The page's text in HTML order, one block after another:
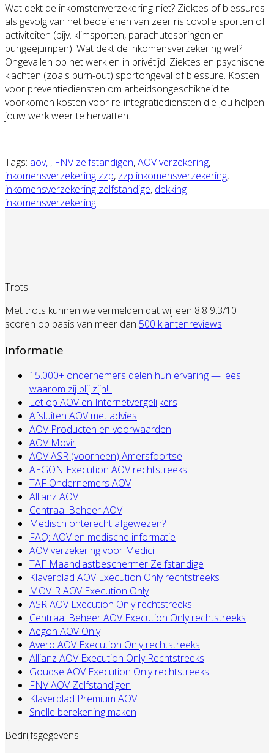
Wat dekt de inkomstenverzekering niet? Ziektes of blessures
als gevolg van het beoefenen van zeer risicovolle sporten of
activiteiten (bijv. klimsporten, parachutespringen en
bungeejumpen). Wat dekt de inkomensverzekering wel?
Ongevallen op het werk en in privétijd. Ziektes en psychische
klachten (zoals burn-out) sportongeval of blessure. Kosten
voor preventiediensten om arbeidsongeschikheid te
voorkomen kosten voor re-integratiediensten die jou helpen
jouw werk weer te hervatten.
Tags: aov, , FNV zelfstandigen,AOV verzekering,
inkomensverzekering zzp, zzp inkomensverzekering,
inkomensverzekering zelfstandige, dekking
inkomensverzekering
Trots!
Met trots kunnen we vermelden dat wij een 8.8 9.3/10
scoren op basis van meer dan 500 klantenreviews!
Informatie
15.000+ ondernemers delen hun ervaring — lees
waarom zij blij zijn!"
Let op AOV en Internetvergelijkers
Afsluiten AOV met advies
AOV Producten en voorwaarden
AOV Movir
AOV ASR (voorheen) Amersfoortse
AEGON Execution AOV rechtstreeks
TAF Ondernemers AOV
Allianz AOV
Centraal Beheer AOV
Medisch onterecht afgewezen?
FAQ: AOV en medische informatie
AOV verzekering voor Medici
TAF Maandlastbeschermer Zelfstandige
Klaverblad AOV Execution Only rechtstreeks
MOVIR AOV Execution Only
ASR AOV Execution Only rechtstreeks
Centraal Beheer AOV Execution Only rechtstreeks
Aegon AOV Only
Avero AOV Execution Only rechtstreeks
Allianz AOV Execution Only Rechtstreeks
Goudse AOV Execution Only rechtstreeks
FNV AOV Zelfstandigen
Klaverblad Premium AOV
Snelle berekening maken
Bedrijfsgegevens